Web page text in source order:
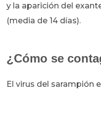
y la aparición del
(media de 14 días).
¿Cómo se
El virus del sarampión